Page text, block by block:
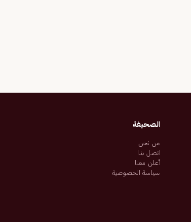
الصحيفة
من نحن
اتصل بنا
أعلن معنا
سياسة الخصوصية